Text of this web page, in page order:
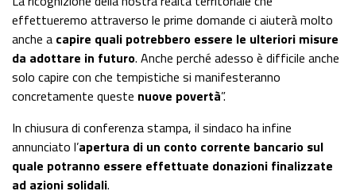
effettueremo attraverso le prime domande ci aiuterà molto
anche a capire quali potrebbero essere le ulteriori misure
da adottare in futuro. Anche perché adesso è difficile anche
solo capire con che tempistiche si manifesteranno
concretamente queste nuove povertà”.
In chiusura di conferenza stampa, il sindaco ha infine
annunciato l’apertura di un conto corrente bancario sul
quale potranno essere effettuate donazioni finalizzate
ad azioni solidali.